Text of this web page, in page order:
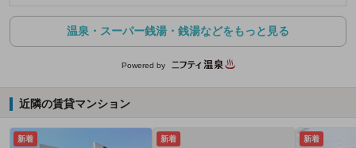
温泉・スーパー銭湯・銭湯などをもっと見る
Powered by
近隣の賃貸マンション
新着 新着 新着